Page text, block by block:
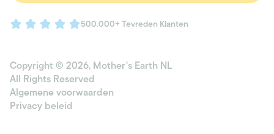
500.000+ Tevreden Klanten
Copyright © 2026,Mother's Earth NL
All Rights Reserved
Algemene voorwaarden
Privacy beleid